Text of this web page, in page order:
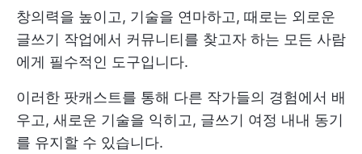
창의력을 높이고, 기술을 연마하고, 때로는 외로운
글쓰기 작업에서 커뮤니티를 찾고자 하는 모든 사람
에게 필수적인 도구입니다.
이러한 팟캐스트를 통해 다른 작가들의 경험에서 배
우고, 새로운 기술을 익히고, 글쓰기 여정 내내 동기
를 유지할 수 있습니다.